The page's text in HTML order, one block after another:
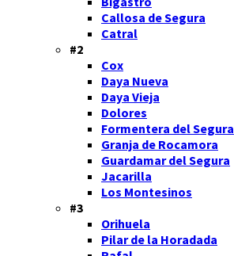
Callosa de Segura
Catral
#2
Cox
Daya Nueva
Daya Vieja
Dolores
Formentera del Segura
Granja de Rocamora
Guardamar del Segura
Jacarilla
Los Montesinos
#3
Orihuela
Pilar de la Horadada